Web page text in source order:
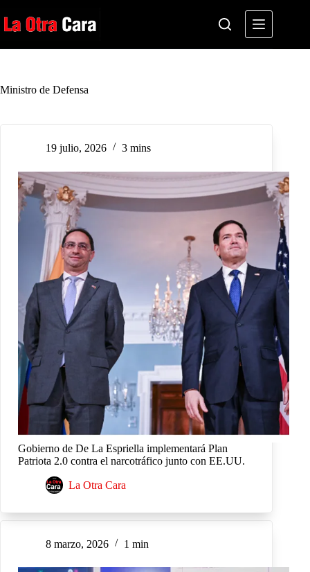
al
contenido
Ministro de Defensa
19 julio, 2026 3 mins
Gobierno de De La Espriella implementará Plan
Patriota 2.0 contra el narcotráfico junto con EE.UU.
La Otra Cara
8 marzo, 2026 1 min